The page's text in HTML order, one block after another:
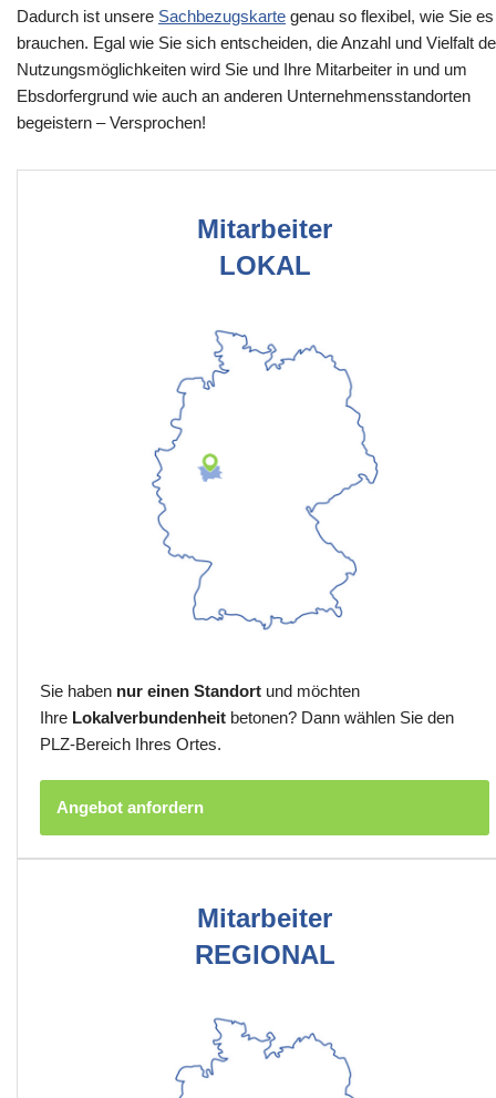
Dadurch ist unsere Sachbezugskarte genau so flexibel, wie Sie es
brauchen. Egal wie Sie sich entscheiden, die Anzahl und Vielfalt
Nutzungsmöglichkeiten wird Sie und Ihre Mitarbeiter in und um
Ebsdorfergrund wie auch an anderen Unternehmensstandorten
begeistern – Versprochen!
Mitarbeiter
LOKAL
Sie haben nur einen Standort und möchten
Ihre Lokalverbundenheit betonen? Dann wählen Sie den
PLZ-Bereich Ihres Ortes.
Angebot anfordern
Mitarbeiter
REGIONAL